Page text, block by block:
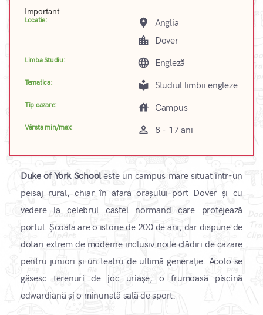
Important
Locatie: place Anglia
location_city Dover
Limba Studiu: language Engleză
Tematica: local_library Studiul limbii engleze
Tip cazare: house Campus
Vârsta min/max: perm_identity 8 - 17 ani
Duke of York Schooleste un campus mare situat într-un
peisaj rural, chiar în afara orașului-port Dover și cu
vedere la celebrul castel normand care protejează
portul. Școala are o istorie de 200 de ani, dar dispune de
dotari extrem de moderne inclusiv noile clădiri de cazare
pentru juniori și un teatru de ultimă generație. Acolo se
găsesc terenuri de joc uriașe, o frumoasă piscină
edwardiană și o minunată sală de sport.